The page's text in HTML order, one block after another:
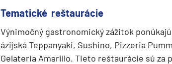
Azorské ostrovy
Kanárske ostrovy
Tematické reštaurácie
Výnimočný gastronomický zážitok
ázijská Teppanyaki, Sushino, Pizzeria
Gelateria Amarillo. Tieto reštaurácie sú za